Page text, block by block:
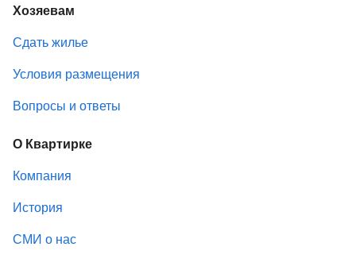
Хозяевам
Сдать жилье
Условия размещения
Вопросы и ответы
О Квартирке
Компания
История
СМИ о нас